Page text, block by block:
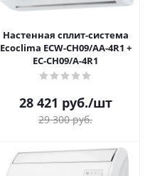
Настенная сплит-система
Ecoclima ECW-СH09/AA-4R1 +
EC-CH09/A-4R1
28 421 руб./шт
29 300руб.